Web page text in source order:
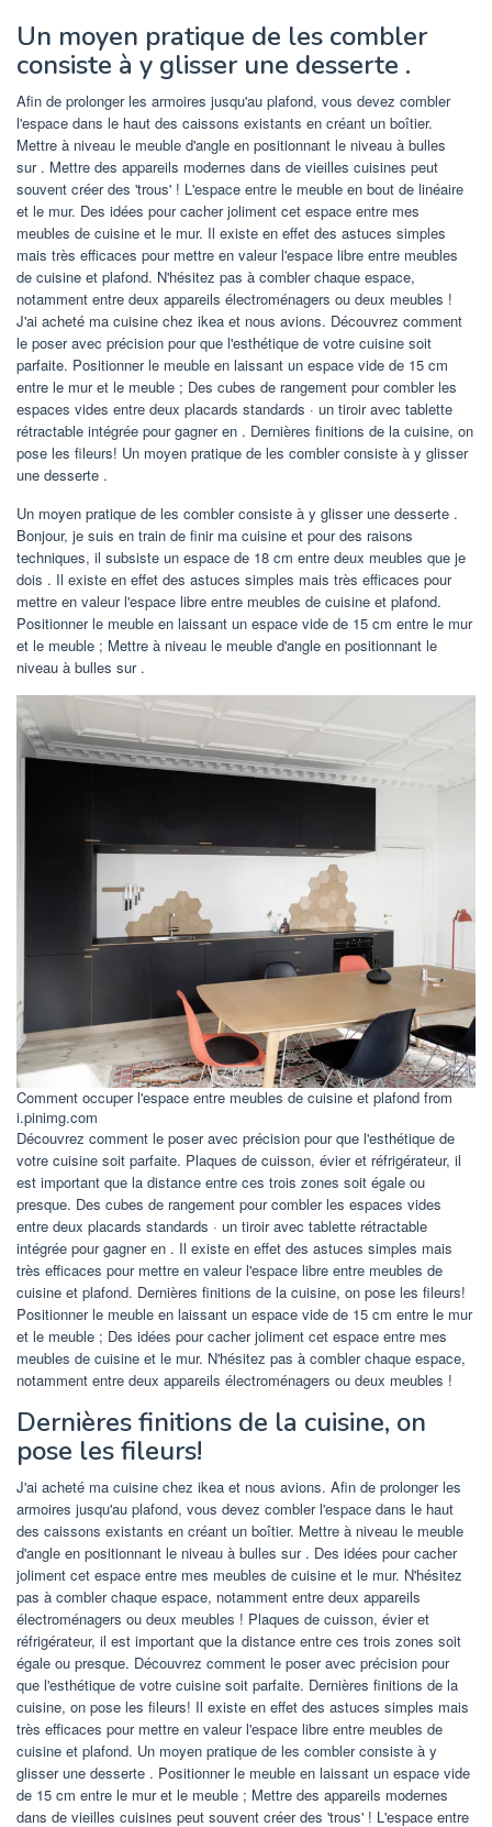
Un moyen pratique de les combler
consiste à y glisser une desserte .
Afin de prolonger les armoires jusqu'au plafond, vous devez combler
l'espace dans le haut des caissons existants en créant un boîtier.
Mettre à niveau le meuble d'angle en positionnant le niveau à bulles
sur . Mettre des appareils modernes dans de vieilles cuisines peut
souvent créer des 'trous' ! L'espace entre le meuble en bout de linéaire
et le mur. Des idées pour cacher joliment cet espace entre mes
meubles de cuisine et le mur. Il existe en effet des astuces simples
mais très efficaces pour mettre en valeur l'espace libre entre meubles
de cuisine et plafond. N'hésitez pas à combler chaque espace,
notamment entre deux appareils électroménagers ou deux meubles !
J'ai acheté ma cuisine chez ikea et nous avions. Découvrez comment
le poser avec précision pour que l'esthétique de votre cuisine soit
parfaite. Positionner le meuble en laissant un espace vide de 15 cm
entre le mur et le meuble ; Des cubes de rangement pour combler les
espaces vides entre deux placards standards · un tiroir avec tablette
rétractable intégrée pour gagner en . Dernières finitions de la cuisine, on
pose les fileurs! Un moyen pratique de les combler consiste à y glisser
une desserte .
Un moyen pratique de les combler consiste à y glisser une desserte .
Bonjour, je suis en train de finir ma cuisine et pour des raisons
techniques, il subsiste un espace de 18 cm entre deux meubles que je
dois . Il existe en effet des astuces simples mais très efficaces pour
mettre en valeur l'espace libre entre meubles de cuisine et plafond.
Positionner le meuble en laissant un espace vide de 15 cm entre le mur
et le meuble ; Mettre à niveau le meuble d'angle en positionnant le
niveau à bulles sur .
Comment occuper l'espace entre meubles de cuisine et plafond from
i.pinimg.com
Découvrez comment le poser avec précision pour que l'esthétique de
votre cuisine soit parfaite. Plaques de cuisson, évier et réfrigérateur, il
est important que la distance entre ces trois zones soit égale ou
presque. Des cubes de rangement pour combler les espaces vides
entre deux placards standards · un tiroir avec tablette rétractable
intégrée pour gagner en . Il existe en effet des astuces simples mais
très efficaces pour mettre en valeur l'espace libre entre meubles de
cuisine et plafond. Dernières finitions de la cuisine, on pose les fileurs!
Positionner le meuble en laissant un espace vide de 15 cm entre le mur
et le meuble ; Des idées pour cacher joliment cet espace entre mes
meubles de cuisine et le mur. N'hésitez pas à combler chaque espace,
notamment entre deux appareils électroménagers ou deux meubles !
Dernières finitions de la cuisine, on
pose les fileurs!
J'ai acheté ma cuisine chez ikea et nous avions. Afin de prolonger les
armoires jusqu'au plafond, vous devez combler l'espace dans le haut
des caissons existants en créant un boîtier. Mettre à niveau le meuble
d'angle en positionnant le niveau à bulles sur . Des idées pour cacher
joliment cet espace entre mes meubles de cuisine et le mur. N'hésitez
pas à combler chaque espace, notamment entre deux appareils
électroménagers ou deux meubles ! Plaques de cuisson, évier et
réfrigérateur, il est important que la distance entre ces trois zones soit
égale ou presque. Découvrez comment le poser avec précision pour
que l'esthétique de votre cuisine soit parfaite. Dernières finitions de la
cuisine, on pose les fileurs! Il existe en effet des astuces simples mais
très efficaces pour mettre en valeur l'espace libre entre meubles de
cuisine et plafond. Un moyen pratique de les combler consiste à y
glisser une desserte . Positionner le meuble en laissant un espace vide
de 15 cm entre le mur et le meuble ; Mettre des appareils modernes
dans de vieilles cuisines peut souvent créer des 'trous' ! L'espace entre